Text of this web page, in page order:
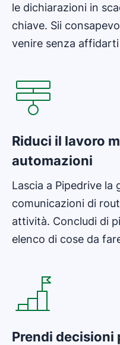
le dichiarazioni in
chiave. Sii
venire senza
Riduci il lavoro
automazioni
Lascia a Pipedrive la
comunicazioni di
attività. Concludi di
elenco di cose da
Prendi decisioni